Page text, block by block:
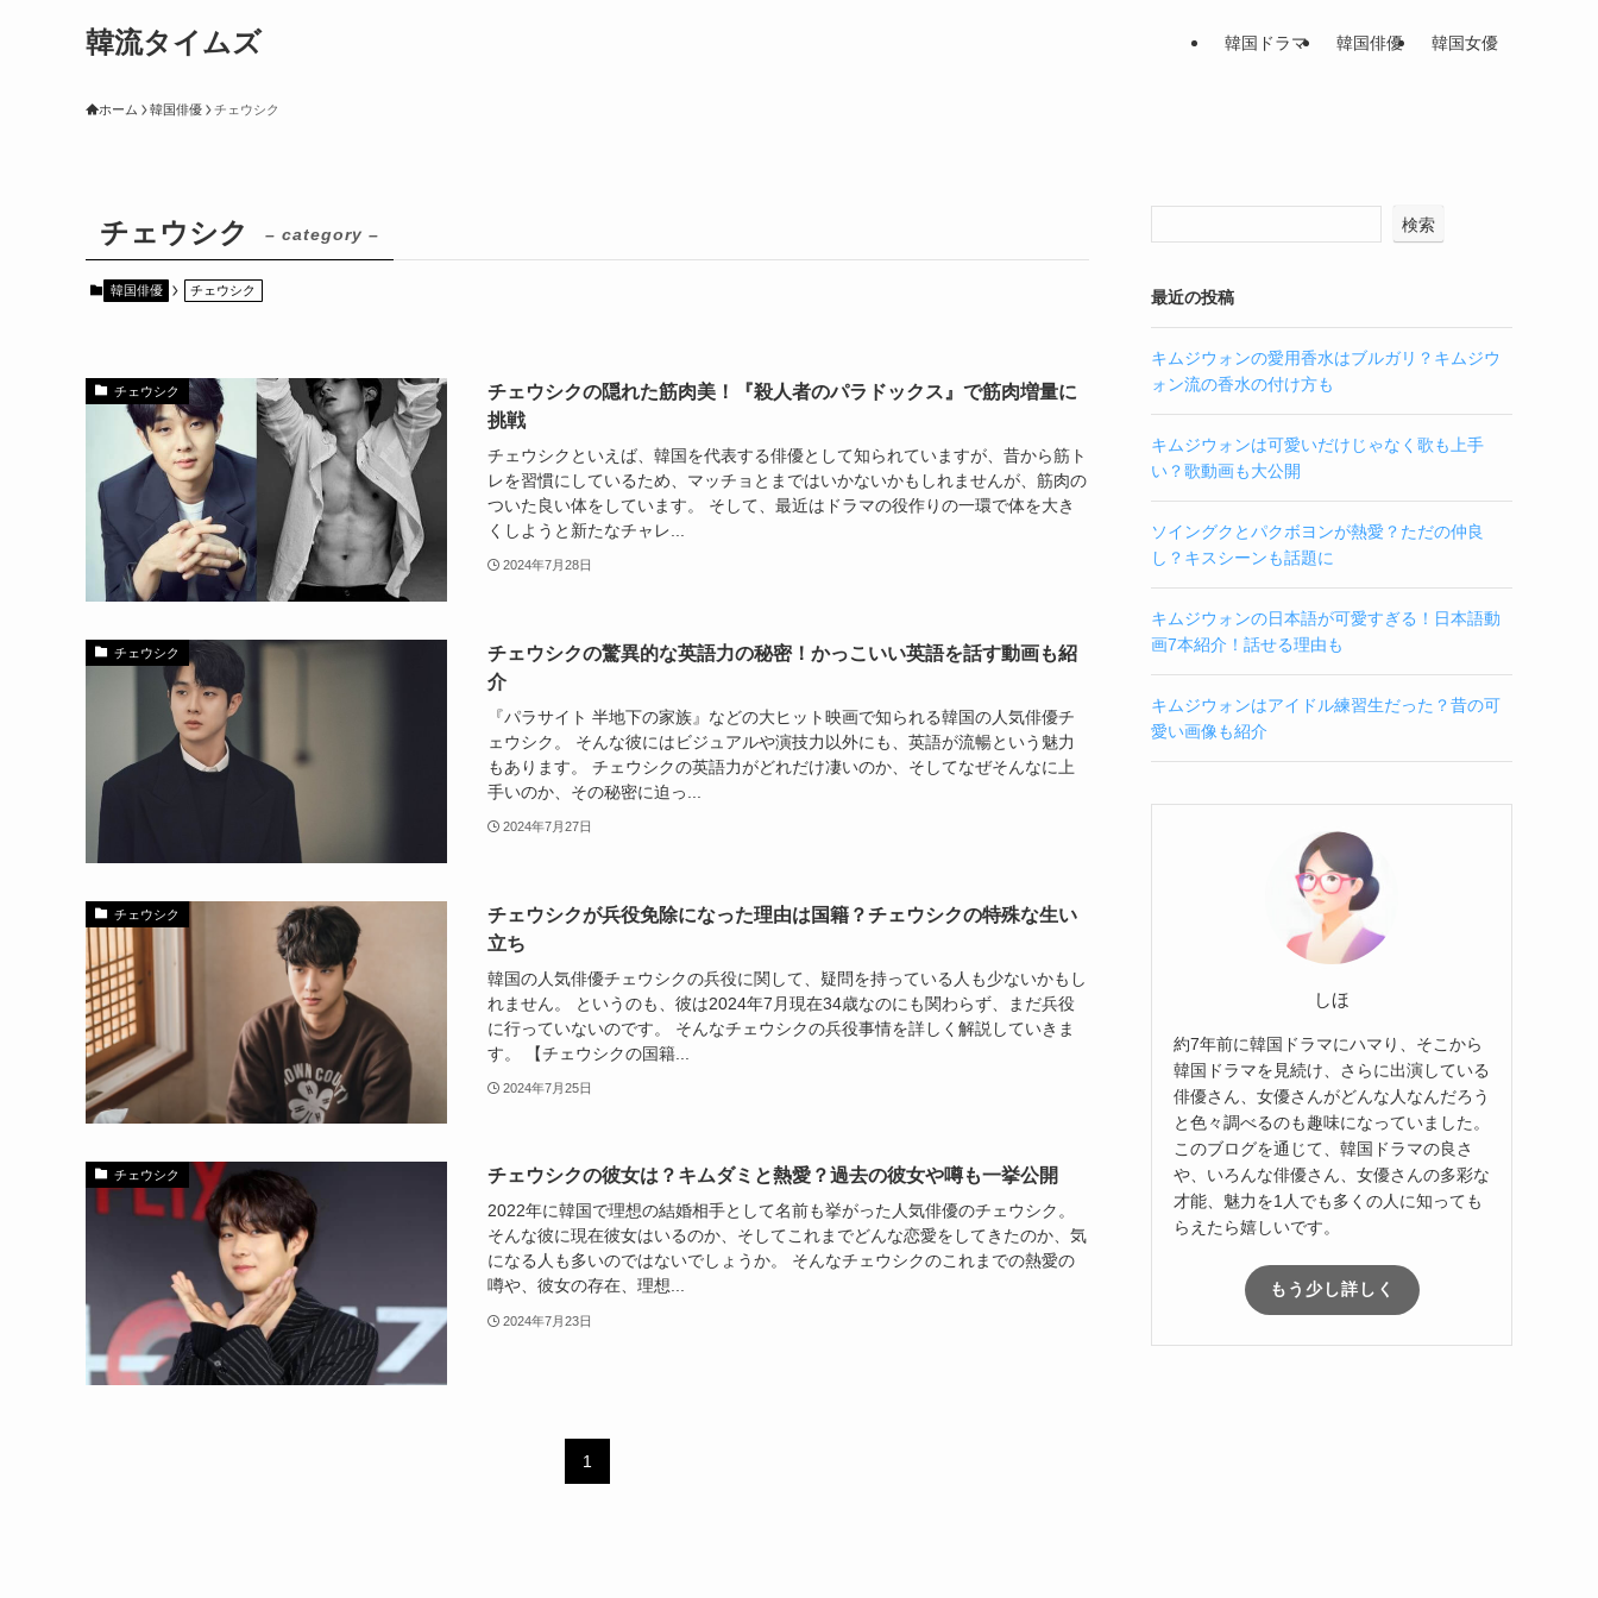
韓流タイムズ 韓国ドラマ 韓国俳優 韓国女優
ホーム 韓国俳優 チェウシク
チェウシク – category –
韓国俳優 チェウシク
チェウシク
チェウシクの隠れた筋肉美！『殺人者のパラドックス』で筋肉増量に
挑戦
チェウシクといえば、韓国を代表する俳優として知られていますが、昔から筋ト
レを習慣にしているため、マッチョとまではいかないかもしれませんが、筋肉の
ついた良い体をしています。 そして、最近はドラマの役作りの一環で体を大き
くしようと新たなチャレ...
2024年7月28日
チェウシク
チェウシクの驚異的な英語力の秘密！かっこいい英語を話す動画も紹
介
『パラサイト 半地下の家族』などの大ヒット映画で知られる韓国の人気俳優チ
ェウシク。 そんな彼にはビジュアルや演技力以外にも、英語が流暢という魅力
もあります。 チェウシクの英語力がどれだけ凄いのか、そしてなぜそんなに上
手いのか、その秘密に迫っ...
2024年7月27日
チェウシク
チェウシクが兵役免除になった理由は国籍？チェウシクの特殊な生い
立ち
韓国の人気俳優チェウシクの兵役に関して、疑問を持っている人も少ないかもし
れません。 というのも、彼は2024年7月現在34歳なのにも関わらず、まだ兵役
に行っていないのです。 そんなチェウシクの兵役事情を詳しく解説していきま
す。 【チェウシクの国籍...
2024年7月25日
チェウシク チェウシクの彼女は？キムダミと熱愛？過去の彼女や噂も一挙公開
2022年に韓国で理想の結婚相手として名前も挙がった人気俳優のチェウシク。
そんな彼に現在彼女はいるのか、そしてこれまでどんな恋愛をしてきたのか、気
になる人も多いのではないでしょうか。 そんなチェウシクのこれまでの熱愛の
噂や、彼女の存在、理想...
2024年7月23日
1
検索
最近の投稿
キムジウォンの愛用香水はブルガリ？キムジウ
ォン流の香水の付け方も
キムジウォンは可愛いだけじゃなく歌も上手
い？歌動画も大公開
ソイングクとパクボヨンが熱愛？ただの仲良
し？キスシーンも話題に
キムジウォンの日本語が可愛すぎる！日本語動
画7本紹介！話せる理由も
キムジウォンはアイドル練習生だった？昔の可
愛い画像も紹介
しほ
約7年前に韓国ドラマにハマり、そこから
韓国ドラマを見続け、さらに出演している
俳優さん、女優さんがどんな人なんだろう
と色々調べるのも趣味になっていました。
このブログを通じて、韓国ドラマの良さ
や、いろんな俳優さん、女優さんの多彩な
才能、魅力を1人でも多くの人に知っても
らえたら嬉しいです。
もう少し詳しく